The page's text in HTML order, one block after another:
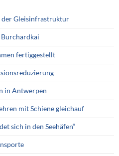
Gleisinfrastruktur
fertiggestellt
in Antwerpen
mit Schiene gleichauf
sich in den Seehäfen“